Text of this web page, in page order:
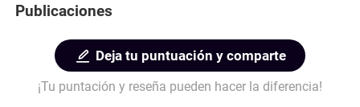
Publicaciones
Deja tu puntuación y comparte
¡Tu puntación y reseña pueden hacer la diferencia!